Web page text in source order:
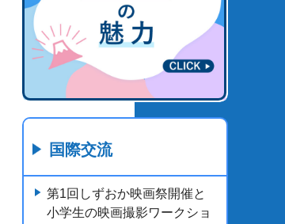
国際交流
第1回しずおか映画祭開催と
小学生の映画撮影ワークショ